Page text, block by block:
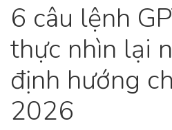
6 câu lệnh
thực nhìn lại
định hướng
2026